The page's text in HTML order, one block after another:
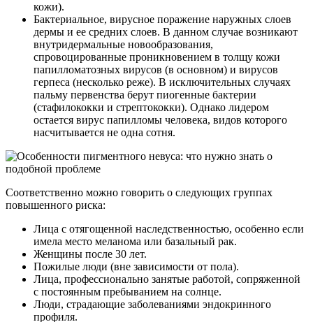
кожи).
Бактериальное, вирусное поражение наружных слоев
дермы и ее средних слоев. В данном случае возникают
внутридермальные новообразования,
спровоцированные проникновением в толщу кожи
папилломатозных вирусов (в основном) и вирусов
герпеса (несколько реже). В исключительных случаях
пальму первенства берут пиогенные бактерии
(стафилококки и стрептококки). Однако лидером
остается вирус папилломы человека, видов которого
насчитывается не одна сотня.
Соответственно можно говорить о следующих группах
повышенного риска:
Лица с отягощенной наследственностью, особенно если
имела место меланома или базальный рак.
Женщины после 30 лет.
Пожилые люди (вне зависимости от пола).
Лица, профессионально занятые работой, сопряженной
с постоянным пребыванием на солнце.
Люди, страдающие заболеваниями эндокринного
профиля.